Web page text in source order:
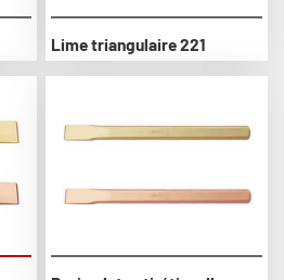
Lime triangulaire 221